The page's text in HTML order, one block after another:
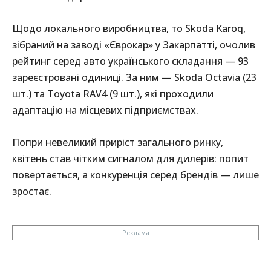
Щодо локального виробництва, то Skoda Karoq,
зібраний на заводі «Єврокар» у Закарпатті, очолив
рейтинг серед авто українського складання — 93
зареєстровані одиниці. За ним — Skoda Octavia (23
шт.) та Toyota RAV4 (9 шт.), які проходили
адаптацію на місцевих підприємствах.
Попри невеликий приріст загального ринку,
квітень став чітким сигналом для дилерів: попит
повертається, а конкуренція серед брендів — лише
зростає.